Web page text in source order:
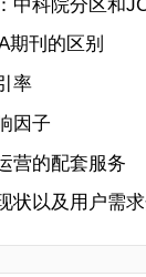
中科院分区和
期刊的区别
率
因子
营的配套服务
状以及用户需